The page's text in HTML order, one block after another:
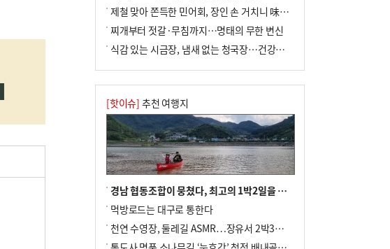
제철 맞아 쫀득한 민어회, 장인 손 거치니 味친 한상
찌개부터 젓갈·무침까지…명태의 무한 변신
식감 있는 시금장, 냄새 없는 청국장…건강한 발효 밥상
[핫이슈] 추천 여행지
경남 협동조합이 뭉쳤다, 최고의 1박2일을 위해
먹방로드는 대구로 통한다
천연 수영장, 둘레길 ASMR…장유서 2박3일 소확행